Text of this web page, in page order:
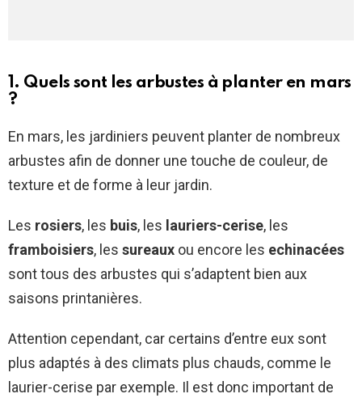
1. Quels sont les arbustes à planter en mars
?
En mars, les jardiniers peuvent planter de nombreux
arbustes afin de donner une touche de couleur, de
texture et de forme à leur jardin.
Les rosiers, les buis, les lauriers-cerise, les
framboisiers, les sureaux ou encore les echinacées
sont tous des arbustes qui s’adaptent bien aux
saisons printanières.
Attention cependant, car certains d’entre eux sont
plus adaptés à des climats plus chauds, comme le
laurier-cerise par exemple. Il est donc important de